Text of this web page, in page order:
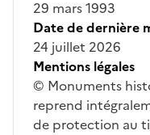
29 mars 1993
Date de dernière
24 juillet 2026
Mentions légales
© Monuments
reprend
de protection au